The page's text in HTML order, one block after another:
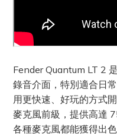
Fender Quantum LT 2
錄音介面，特別適合日
用更快速、好玩的方式
麥克風前級，提供高達
各種麥克風都能獲得出